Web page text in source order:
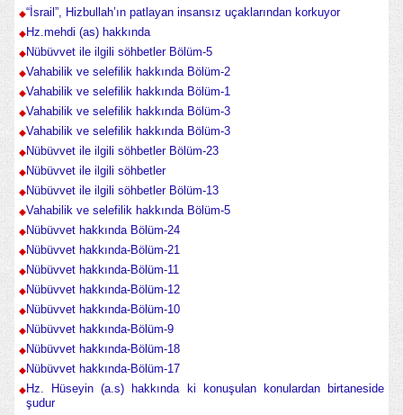
“İsrail”, Hizbullah’ın patlayan insansız uçaklarından korkuyor
Hz.mehdi (as) hakkında
Nübüvvet ile ilgili söhbetler Bölüm-5
Vahabilik ve selefilik hakkında Bölüm-2
Vahabilik ve selefilik hakkında Bölüm-1
Vahabilik ve selefilik hakkında Bölüm-3
Vahabilik ve selefilik hakkında Bölüm-3
Nübüvvet ile ilgili söhbetler Bölüm-23
Nübüvvet ile ilgili söhbetler
Nübüvvet ile ilgili söhbetler Bölüm-13
Vahabilik ve selefilik hakkında Bölüm-5
Nübüvvet hakkında Bölüm-24
Nübüvvet hakkında-Bölüm-21
Nübüvvet hakkında-Bölüm-11
Nübüvvet hakkında-Bölüm-12
Nübüvvet hakkında-Bölüm-10
Nübüvvet hakkında-Bölüm-9
Nübüvvet hakkında-Bölüm-18
Nübüvvet hakkında-Bölüm-17
Hz. Hüseyin (a.s) hakkında ki konuşulan konulardan birtaneside
şudur